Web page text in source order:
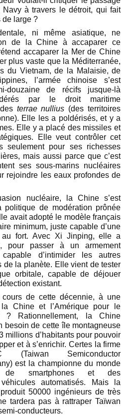
Navy à travers le détroit, qui fait
de large ?
ni même asiatique, ne
de la Chine à accaparer ce
accaparer la Mer de Chine
plus vaste que la Méditerranée,
du Vietnam, de la Malaisie, de
l’armée chinoise s’est
douzaine de récifs jusque-là
par le droit maritime
terrae nullius (des territoires
Elle les a poldérisés, et y a
Elle y a placé des missiles et
Elle veut contrôler cet
seulement pour ses richesses
mais aussi parce que c’est
ses sous-marins nucléaires
rejoindre les eaux profondes de
nucléaire, la Chine s’est
politique de modération prônée
avait adopté le modèle français
minimum, juste capable d’une
fort. Avec Xi Jinping, elle a
pour passer à un armement
d’intimider les autres
de la planète. Elle vient de tester
orbitale, capable de déjouer
existant.
cours de cette décennie, à une
Chine et l’Amérique pour le
? Rationnellement, la Chine
besoin de cette île montagneuse
millions d’habitants pour pouvoir
et à s’enrichir. Certes la firme
(Taiwan Semiconductor
est la championne du monde
de smartphones et des
automatisés. Mais la
50000 ingénieurs de très
tardera pas à rattraper Taïwan
conducteurs.